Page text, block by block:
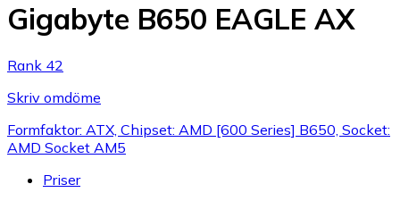
Gigabyte B650 EAGLE AX
Rank 42
Skriv omdöme
Formfaktor: ATX, Chipset: AMD [600 Series] B650, Socket:
AMD Socket AM5
Priser